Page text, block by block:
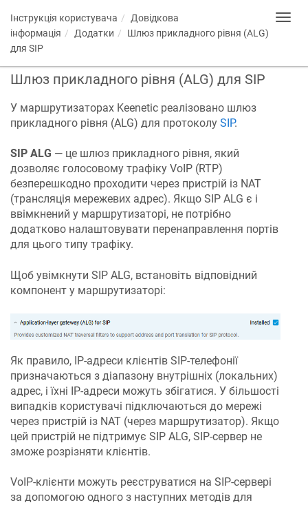
Інструкція користувача
Довідкова
інформація
Додатки
Шлюз прикладного рівня (ALG)
для SIP
Шлюз прикладного рівня (ALG) для SIP
У маршрутизаторах Keenetic реалізовано шлюз
прикладного рівня (ALG) для протоколу SIP.
SIP ALG — це шлюз прикладного рівня, який
дозволяє голосовому трафіку VoIP (RTP)
безперешкодно проходити через пристрій із NAT
(трансляція мережевих адрес). Якщо SIP ALG є і
ввімкнений у маршрутизаторі, не потрібно
додатково налаштовувати перенаправлення портів
для цього типу трафіку.
Щоб увімкнути SIP ALG, встановіть відповідний
компонент у маршрутизаторі:
Як правило, IP-адреси клієнтів SIP-телефонії
призначаються з діапазону внутрішніх (локальних)
адрес, і їхні IP-адреси можуть збігатися. У більшості
випадків користувачі підключаються до мережі
через пристрій із NAT (через маршрутизатор). Якщо
цей пристрій не підтримує SIP ALG, SIP-сервер не
зможе розрізняти клієнтів.
VoIP-клієнти можуть реєструватися на SIP-сервері
за допомогою одного з наступних методів для